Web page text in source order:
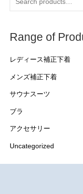
Range of
レディース補正下着
メンズ補正下着
サウナスーツ
ブラ
アクセサリー
Uncategorized